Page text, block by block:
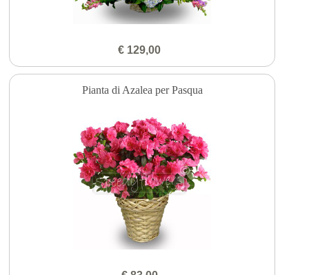
€ 129,00
Pianta di Azalea per Pasqua